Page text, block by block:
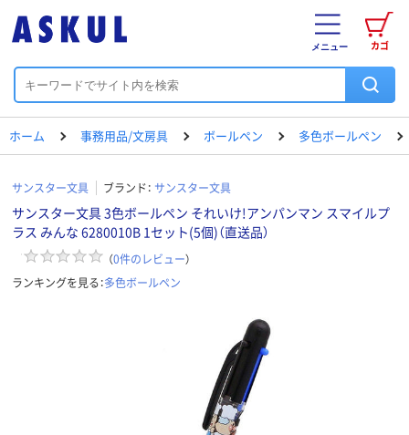
カゴ
メニュー
ホーム 事務用品/文房具 ボールペン 多色ボールペン
サンスター文具 ブランド： サンスター文具
サンスター文具 3色ボールペン それいけ!アンパンマン スマイルプ
ラス みんな 6280010B 1セット(5個)（直送品）
（0件のレビュー）
ランキングを見る：多色ボールペン